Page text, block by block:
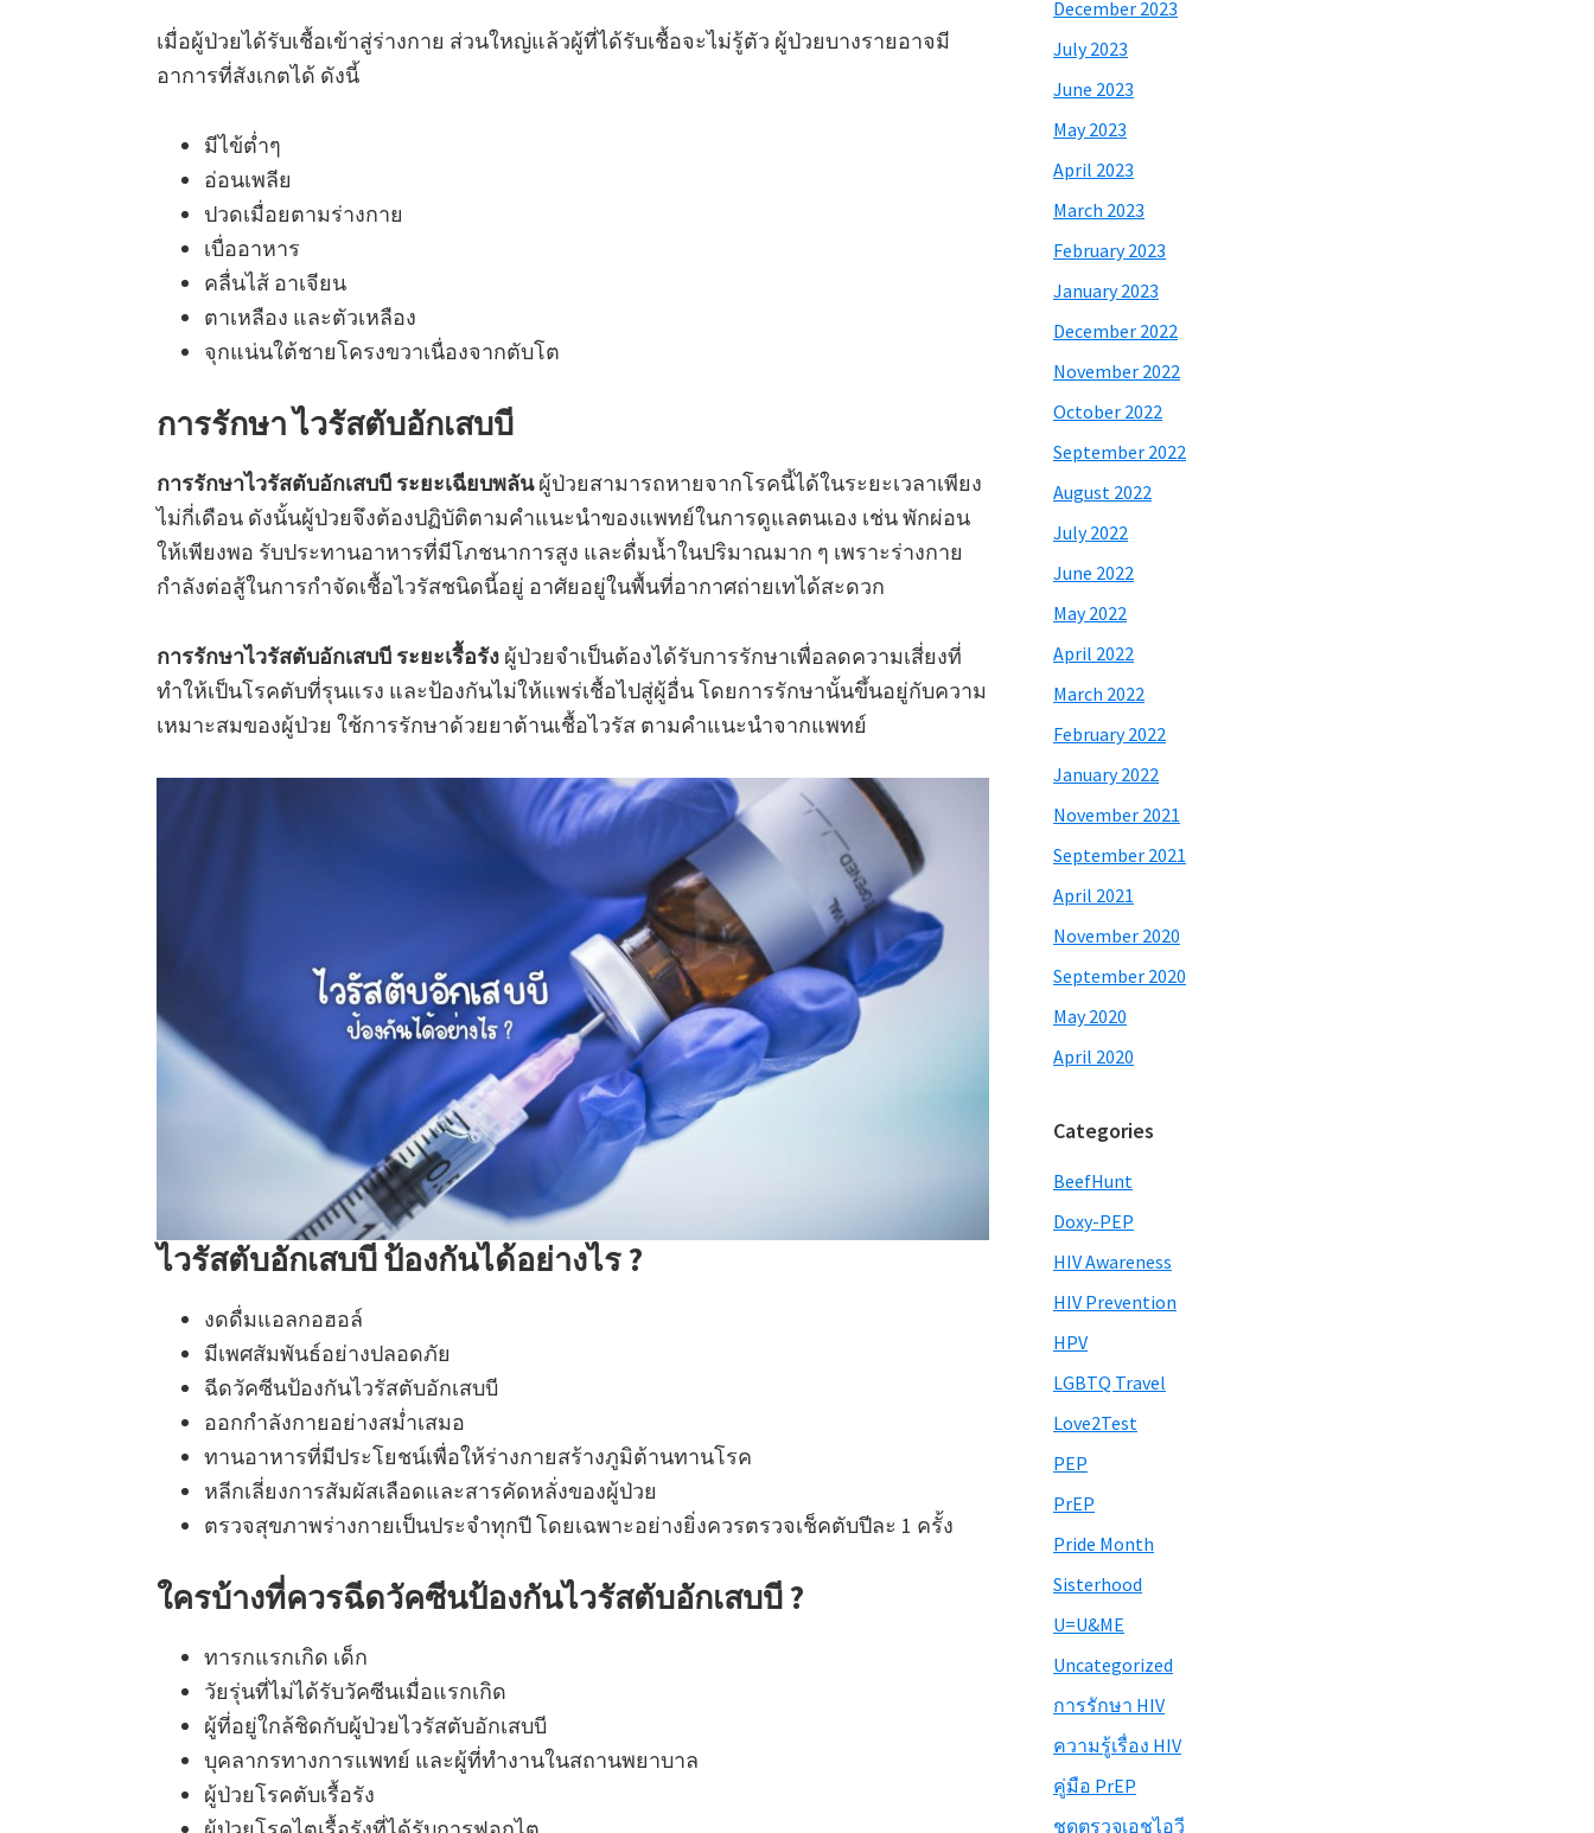
เมื่อผู้ป่วยได้รับเชื้อเข้าสู่ร่างกาย ส่วนใหญ่แล้วผู้ที่ได้รับเชื้อจะไม่รู้ตัว ผู้ป่วยบางรายอาจมี
อาการที่สังเกตได้ ดังนี้
มีไข้ต่ำๆ
อ่อนเพลีย
ปวดเมื่อยตามร่างกาย
เบื่ออาหาร
คลื่นไส้ อาเจียน
ตาเหลือง และตัวเหลือง
จุกแน่นใต้ชายโครงขวาเนื่องจากตับโต
การรักษา ไวรัสตับอักเสบบี
การรักษาไวรัสตับอักเสบบี ระยะเฉียบพลันผู้ป่วยสามารถหายจากโรคนี้ได้ในระยะเวลาเพียง
ไม่กี่เดือน ดังนั้นผู้ป่วยจึงต้องปฏิบัติตามคำแนะนำของแพทย์ในการดูแลตนเอง เช่น พักผ่อน
ให้เพียงพอ รับประทานอาหารที่มีโภชนาการสูง และดื่มน้ำในปริมาณมาก ๆ เพราะร่างกาย
กำลังต่อสู้ในการกำจัดเชื้อไวรัสชนิดนี้อยู่ อาศัยอยู่ในพื้นที่อากาศถ่ายเทได้สะดวก
การรักษาไวรัสตับอักเสบบี ระยะเรื้อรัง ผู้ป่วยจำเป็นต้องได้รับการรักษาเพื่อลดความเสี่ยงที่
ทำให้เป็นโรคตับที่รุนแรง และป้องกันไม่ให้แพร่เชื้อไปสู่ผู้อื่น โดยการรักษานั้นขึ้นอยู่กับความ
เหมาะสมของผู้ป่วย ใช้การรักษาด้วยยาต้านเชื้อไวรัส ตามคำแนะนำจากแพทย์
ไวรัสตับอักเสบบี ป้องกันได้อย่างไร ?
งดดื่มแอลกอฮอล์
มีเพศสัมพันธ์อย่างปลอดภัย
ฉีดวัคซีนป้องกันไวรัสตับอักเสบบี
ออกกำลังกายอย่างสม่ำเสมอ
ทานอาหารที่มีประโยชน์เพื่อให้ร่างกายสร้างภูมิต้านทานโรค
หลีกเลี่ยงการสัมผัสเลือดและสารคัดหลั่งของผู้ป่วย
ตรวจสุขภาพร่างกายเป็นประจำทุกปี โดยเฉพาะอย่างยิ่งควรตรวจเช็คตับปีละ 1 ครั้ง
ใครบ้างที่ควรฉีดวัคซีนป้องกันไวรัสตับอักเสบบี ?
ทารกแรกเกิด เด็ก
วัยรุ่นที่ไม่ได้รับวัคซีนเมื่อแรกเกิด
ผู้ที่อยู่ใกล้ชิดกับผู้ป่วยไวรัสตับอักเสบบี
บุคลากรทางการแพทย์ และผู้ที่ทำงานในสถานพยาบาล
ผู้ป่วยโรคตับเรื้อรัง
December 2023
July 2023
June 2023
May 2023
April 2023
March 2023
February 2023
January 2023
December 2022
November 2022
October 2022
September 2022
August 2022
July 2022
June 2022
May 2022
April 2022
March 2022
February 2022
January 2022
November 2021
September 2021
April 2021
November 2020
September 2020
May 2020
April 2020
Categories
BeefHunt
Doxy-PEP
HIV Awareness
HIV Prevention
HPV
LGBTQ Travel
Love2Test
PEP
PrEP
Pride Month
Sisterhood
U=U&ME
Uncategorized
การรักษา HIV
ความรู้เรื่อง HIV
คู่มือ PrEP
ชุดตรวจเอชไอวี